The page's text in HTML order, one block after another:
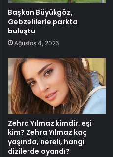
Başkan Büyükgöz,
Gebzelilerle parkta
buluştu
Ağustos 4, 2026
Zehra Yılmaz kimdir, eşi
kim? Zehra Yılmaz kaç
yaşında, nereli, hangi
dizilerde oyandı?